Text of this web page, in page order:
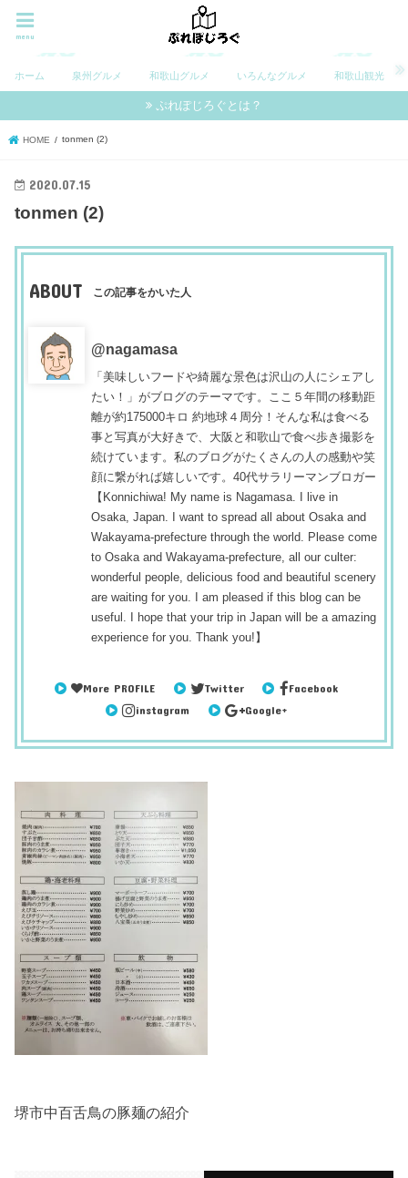
menu
ホーム 泉州グルメ 和歌山グルメ いろんなグルメ 和歌山観光
ぷれぽじろぐとは？
HOME tonmen (2)
2020.07.15
tonmen (2)
ABOUT この記事をかいた人
@nagamasa
「美味しいフードや綺麗な景色は沢山の人にシェアし
たい！」がブログのテーマです。ここ５年間の移動距
離が約175000キロ 約地球４周分！そんな私は食べる
事と写真が大好きで、大阪と和歌山で食べ歩き撮影を
続けています。私のブログがたくさんの人の感動や笑
顔に繋がれば嬉しいです。40代サラリーマンブロガー
【Konnichiwa! My name is Nagamasa. I live in
Osaka, Japan. I want to spread all about Osaka and
Wakayama-prefecture through the world. Please come
to Osaka and Wakayama-prefecture, all our culter:
wonderful people, delicious food and beautiful scenery
are waiting for you. I am pleased if this blog can be
useful. I hope that your trip in Japan will be a amazing
experience for you. Thank you!】
More PROFILE Twitter
Facebook
instagram
Google+
堺市中百舌鳥の豚麺の紹介